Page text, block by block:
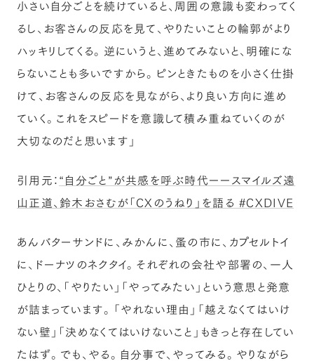
小さい自分ごとを続けていると、周囲の意識も変わってく
るし、お客さんの反応を見て、やりたいことの輪郭がより
ハッキリしてくる。逆にいうと、進めてみないと、明確にな
らないことも多いですから。ピンときたものを小さく仕掛
けて、お客さんの反応を見ながら、より良い方向に進め
ていく。これをスピードを意識して積み重ねていくのが
大切なのだと思います」
引用元： “自分ごと”が共感を呼ぶ時代ーースマイルズ遠
山正道、鈴木おさむが「CXのうねり」を語る #CXDIVE
あんバターサンドに、みかんに、蚤の市に、カプセルトイ
に、ドーナツのネクタイ。それぞれの会社や部署の、一人
ひとりの、「やりたい」「やってみたい」という意思と発意
が詰まっています。「やれない理由」「越えなくてはいけ
ない壁」「決めなくてはいけないこと」もきっと存在してい
たはず。でも、やる。自分事で、やってみる。やりながら